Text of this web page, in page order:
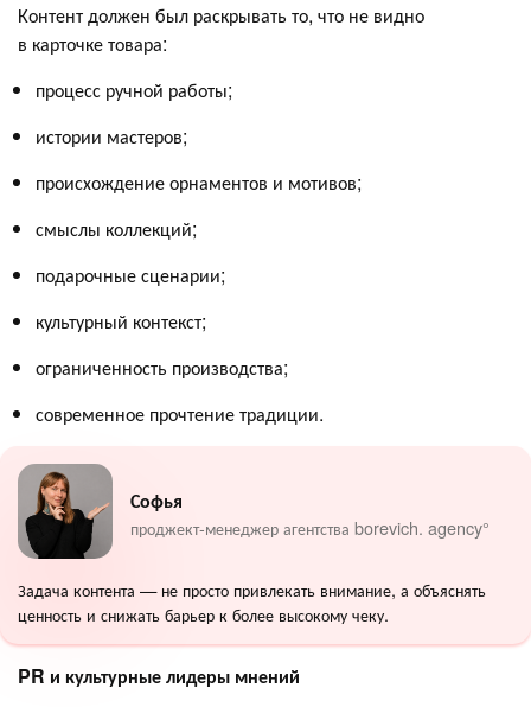
Контент должен был раскрывать то, что не видно
в карточке товара:
процесс ручной работы;
истории мастеров;
происхождение орнаментов и мотивов;
смыслы коллекций;
подарочные сценарии;
культурный контекст;
ограниченность производства;
современное прочтение традиции.
Софья
проджект-менеджер агентства borevich. agency°
Задача контента — не просто привлекать внимание, а объяснять
ценность и снижать барьер к более высокому чеку.
PR и культурные лидеры мнений